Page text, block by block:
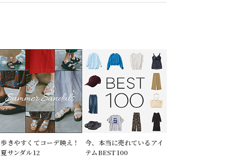
歩きやすくてコーデ映え！
夏サンダル12
今、本当に売れているアイ
テムBEST100